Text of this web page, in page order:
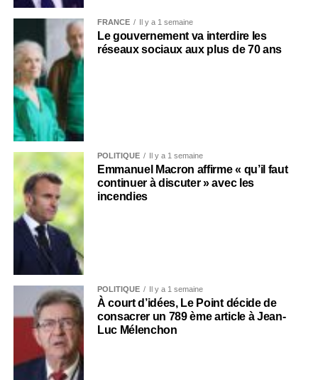
FRANCE Il y a 1 semaine
Le gouvernement va interdire les
réseaux sociaux aux plus de 70 ans
POLITIQUE Il y a 1 semaine
Emmanuel Macron affirme « qu’il faut
continuer à discuter » avec les
incendies
POLITIQUE Il y a 1 semaine
À court d’idées, Le Point décide de
consacrer un 789 ème article à Jean-
Luc Mélenchon